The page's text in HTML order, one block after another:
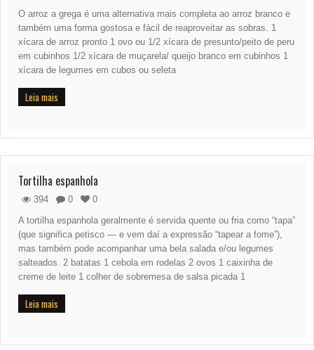
O arroz a grega é uma alternativa mais completa ao arroz branco e
também uma forma gostosa e fácil de reaproveitar as sobras. 1
xícara de arroz pronto 1 ovo ou 1/2 xícara de presunto/peito de peru
em cubinhos 1/2 xícara de muçarela/ queijo branco em cubinhos 1
xícara de legumes em cubos ou seleta
Leia mais
Tortilha espanhola
394 0
0
A tortilha espanhola geralmente é servida quente ou fria como “tapa”
(que significa petisco — e vem daí a expressão “tapear a fome”),
mas também pode acompanhar uma bela salada e/ou legumes
salteados. 2 batatas 1 cebola em rodelas 2 ovos 1 caixinha de
creme de leite 1 colher de sobremesa de salsa picada 1
Leia mais